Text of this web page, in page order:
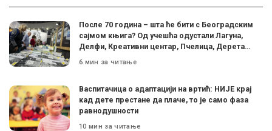
После 70 година – шта ће бити с Београдским
сајмом књига? Од учешћа одустали Лагуна,
Делфи, Креативни центар, Пчелица, Дерета…
6 мин за читање
Васпитачица о адаптацији на вртић: НИЈЕ крај
кад дете престане да плаче, то је само фаза
равнодушности
10 мин за читање